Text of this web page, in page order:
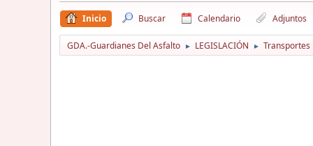
Inicio Buscar Calendario Adjuntos
GDA.-Guardianes Del Asfalto ► LEGISLACIÓN ► Transportes